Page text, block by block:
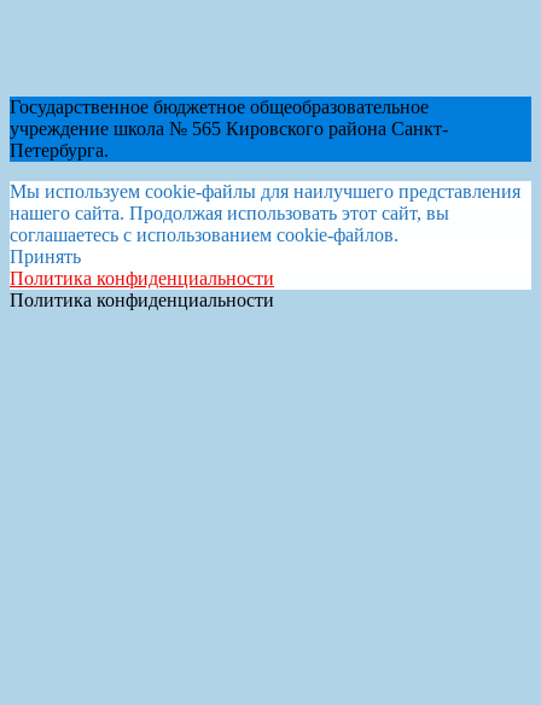
Государственное бюджетное общеобразовательное
учреждение школа № 565 Кировского района Санкт-
Петербурга.
Мы используем cookie-файлы для наилучшего представления
нашего сайта. Продолжая использовать этот сайт, вы
соглашаетесь с использованием cookie-файлов.
Принять
Политика конфиденциальности
Политика конфиденциальности